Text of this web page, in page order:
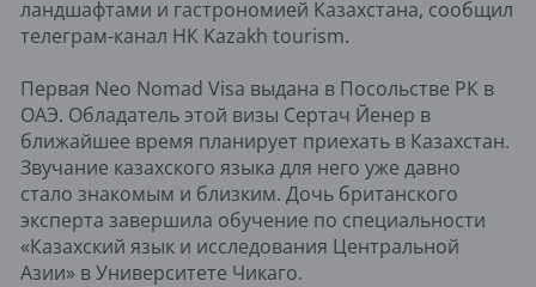
ландшафтами и гастрономией Казахстана, сообщил
телеграм-канал НК Kazakh tourism.
Первая Neo Nomad Visa выдана в Посольстве РК в
ОАЭ. Обладатель этой визы Сертач Йенер в
ближайшее время планирует приехать в Казахстан.
Звучание казахского языка для него уже давно
стало знакомым и близким. Дочь британского
эксперта завершила обучение по специальности
«Казахский язык и исследования Центральной
Азии» в Университете Чикаго.